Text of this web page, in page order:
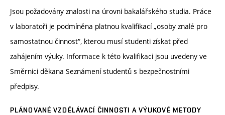
Jsou požadovány znalosti na úrovni bakalářského studia. Práce
v laboratoři je podmíněna platnou kvalifikací „osoby znalé pro
samostatnou činnost“, kterou musí studenti získat před
zahájením výuky. Informace k této kvalifikaci jsou uvedeny ve
Směrnici děkana Seznámení studentů s bezpečnostními
předpisy.
PLÁNOVANÉ VZDĚLÁVACÍ ČINNOSTI A VÝUKOVÉ METODY